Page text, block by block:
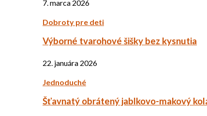
7. marca 2026
Dobroty pre deti
Výborné tvarohové šišky bez kysnutia
22. januára 2026
Jednoduché
Šťavnatý obrátený jablkovo-makový